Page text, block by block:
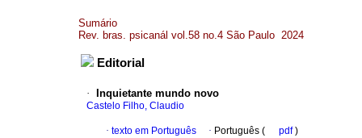
Sumário
Rev. bras. psicanál vol.58 no.4 São Paulo 2024
Editorial
· Inquietante mundo novo
Castelo Filho, Claudio
· texto em Português · Português ( pdf)